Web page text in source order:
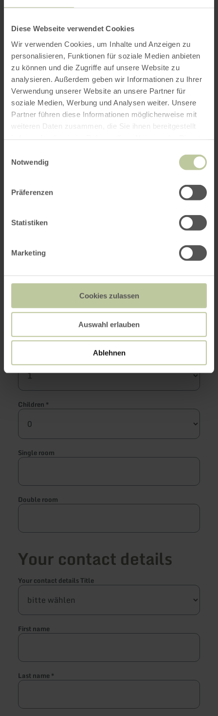
Diese Webseite verwendet Cookies
Wir verwenden Cookies, um Inhalte und Anzeigen zu
personalisieren, Funktionen für soziale Medien anbieten
zu können und die Zugriffe auf unsere Website zu
analysieren. Außerdem geben wir Informationen zu Ihrer
Verwendung unserer Website an unsere Partner für
soziale Medien, Werbung und Analysen weiter. Unsere
Partner führen diese Informationen möglicherweise mit
weiteren Daten zusammen, die Sie ihnen bereitgestellt
Notwendig
Präferenzen
Statistiken
Marketing
Cookies zulassen
Auswahl erlauben
Ablehnen
Prices
Contact details for the provider
Request a quote
"Wanderung entlang
der Höfener Hecken"
Rureifel
Your travel details
Departure*
Flexible dates
Children *
Single room
Double room
Your contact details
Your contact details Title
First name
Last name*